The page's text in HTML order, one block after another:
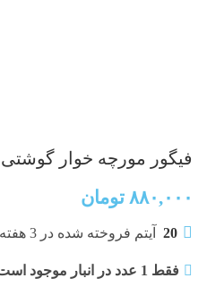
فیگور مورچه خوار
۸۸۰,۰۰۰ تومان
20 آیتم فروخته شده در 3 هفته
فقط 1 عدد در انبار موجود است